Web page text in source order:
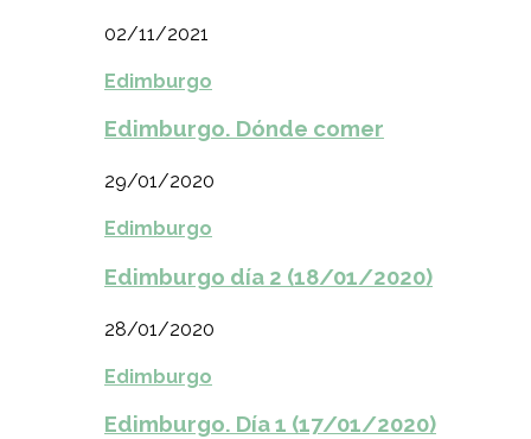
02/11/2021
Edimburgo
Edimburgo. Dónde comer
29/01/2020
Edimburgo
Edimburgo día 2 (18/01/2020)
28/01/2020
Edimburgo
Edimburgo. Día 1 (17/01/2020)